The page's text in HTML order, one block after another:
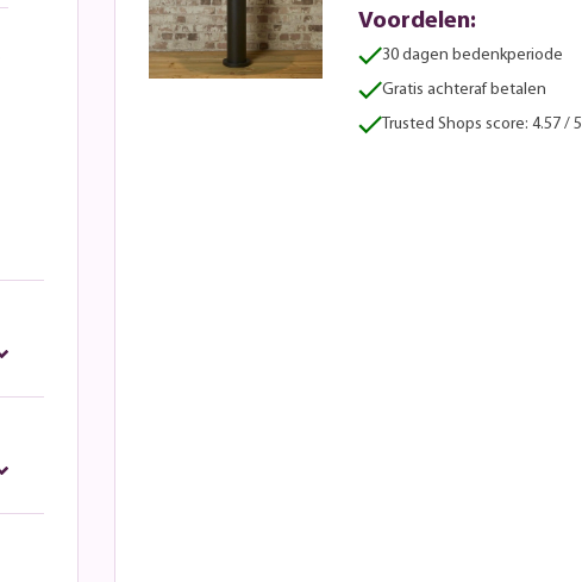
Voordelen:
30 dagen bedenkperiode
Gratis achteraf betalen
Trusted Shops score: 4.57 / 5